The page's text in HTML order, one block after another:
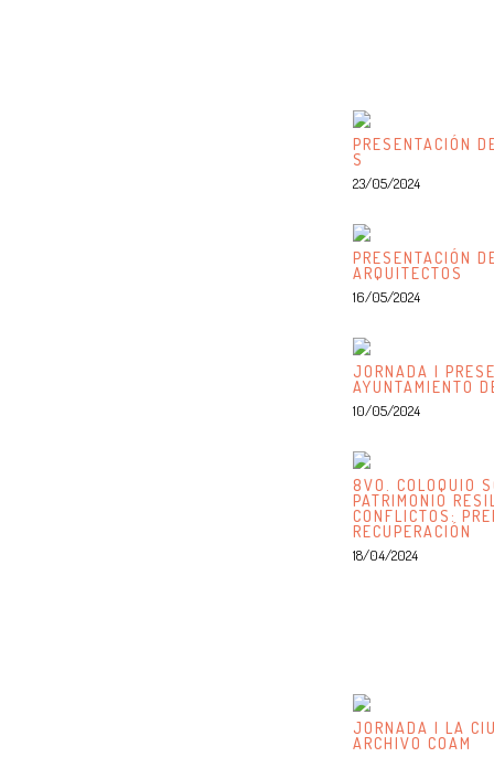
PRESENTACIÓN
S
23/05/2024
PRESENTACIÓN
ARQUITECTOS
16/05/2024
JORNADA |
AYUNTAMIENTO
10/05/2024
8VO. COLOQUIO
PATRIMONIO
CONFLICTOS:
RECUPERACIÓN
18/04/2024
JORNADA | LA
ARCHIVO COAM